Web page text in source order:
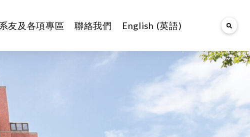
系友及各項專區 聯絡我們 English (英語)